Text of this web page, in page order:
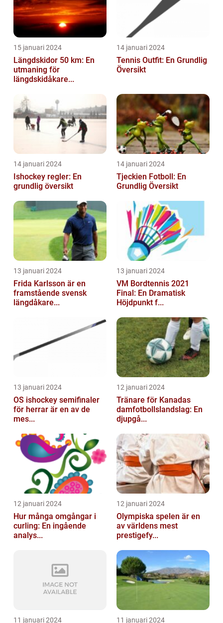
15 januari 2024
Längdskidor 50 km: En
utmaning för
längdskidåkare...
14 januari 2024
Tennis Outfit: En Grundlig
Översikt
14 januari 2024
Ishockey regler: En
grundlig översikt
14 januari 2024
Tjeckien Fotboll: En
Grundlig Översikt
13 januari 2024
Frida Karlsson är en
framstående svensk
längdåkare...
13 januari 2024
VM Bordtennis 2021
Final: En Dramatisk
Höjdpunkt f...
13 januari 2024
OS ishockey semifinaler
för herrar är en av de
mes...
12 januari 2024
Tränare för Kanadas
damfotbollslandslag: En
djupgå...
12 januari 2024
Hur många omgångar i
curling: En ingående
analys...
12 januari 2024
Olympiska spelen är en
av världens mest
prestigefy...
11 januari 2024 11 januari 2024